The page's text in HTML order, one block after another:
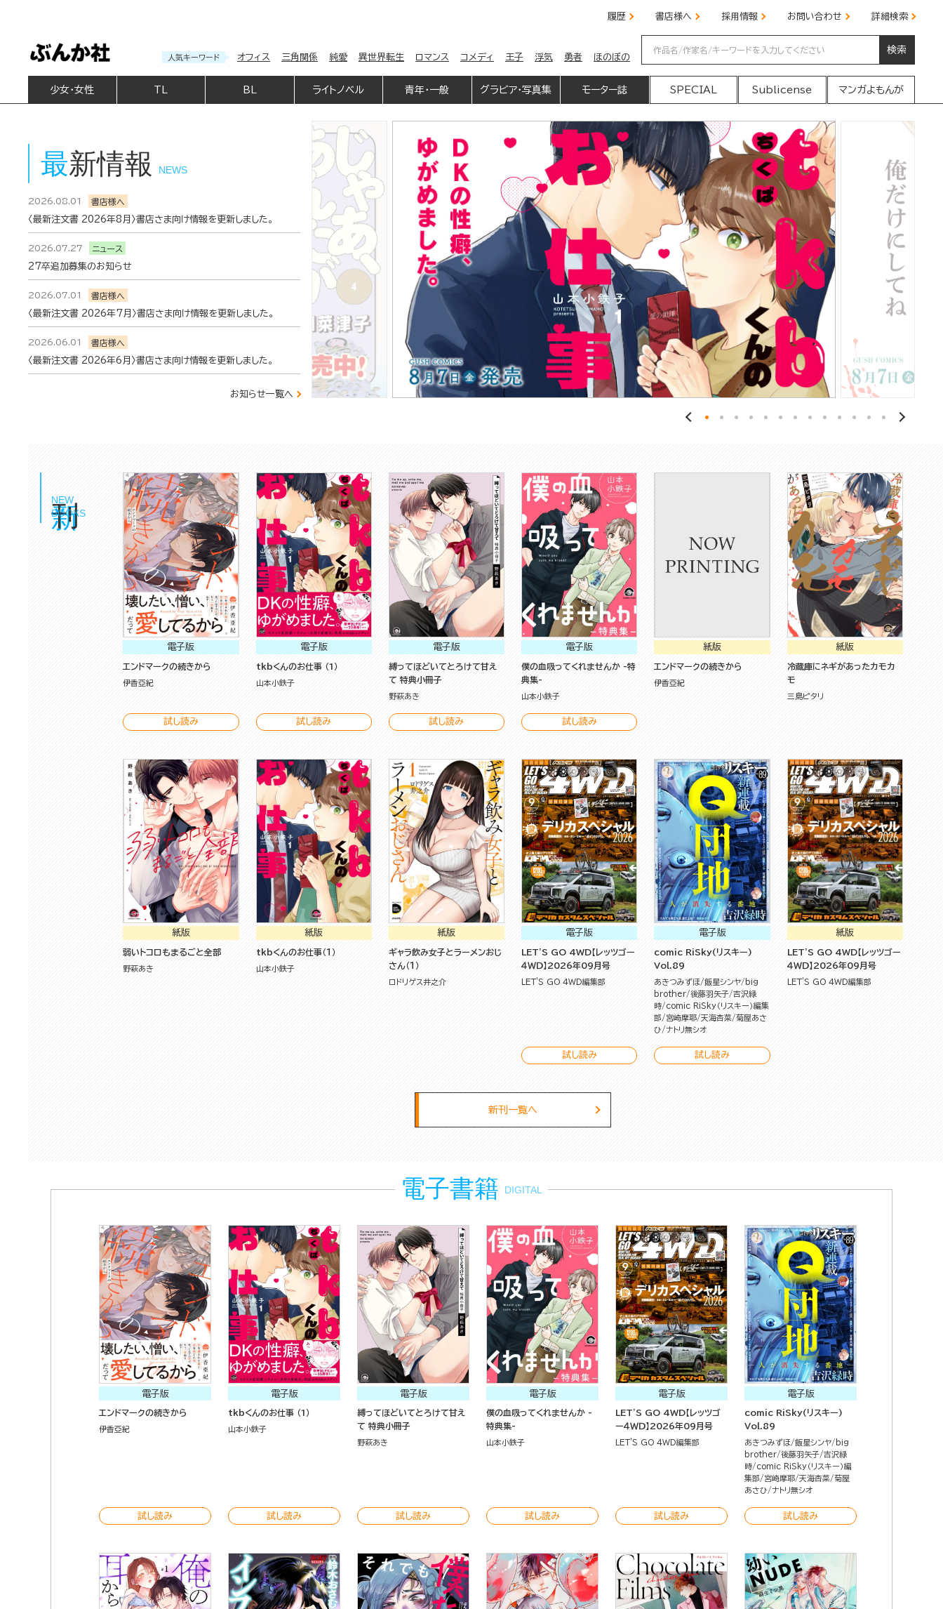
履歴 書店様へ 採用情報 お問い合わせ 詳細検索
人気キーワード オフィス 三角関係 純愛 異世界転生 ロマンス コメディ 王子 浮気 勇者 ほのぼの
検索
少女・女性 BL ライトノベル 青年・一般 グラビア・写真集 モーター誌 SPECIAL Sublicense マンガよもんが
最新情報 NEWS
書店様へ
2026.08.01
〈最新注文書 2026年8月〉書店さま向け情報を更新しました。
ニュース
2026.07.27
27卒追加募集のお知らせ
書店様へ
2026.07.01
〈最新注文書 2026年7月〉書店さま向け情報を更新しました。
書店様へ
2026.06.01
〈最新注文書 2026年6月〉書店さま向け情報を更新しました。
お知らせ一覧へ
NEW
BOOKS
電子版
エンドマークの続きから
伊香亞紀
試し読み
電子版
tkbくんのお仕事 （1）
山本小鉄子
試し読み
電子版
縛ってほどいてとろけて甘え
て 特典小冊子
野萩あき
試し読み
電子版
僕の血吸ってくれませんか -特
典集-
山本小鉄子
試し読み
紙版
エンドマークの続きから
伊香亞紀
紙版
冷蔵庫にネギがあったカモカ
モ
三島ピタリ
紙版
弱いトコロもまるごと全部
野萩あき
紙版
tkbくんのお仕事（１）
山本小鉄子
紙版
ギャラ飲み女子とラーメンおじ
さん（１）
ロドリゲス井之介
電子版
LET'S GO 4WD【レッツゴー
４ＷＤ】2026年09月号
LET'S GO 4WD編集部
試し読み
電子版
comic RiSky(リスキー)
Vol.89
あきつみずほ 飯星シンヤ
big
brother 後藤羽矢子 吉沢緑
時 comic RiSky（リスキー）編集
部
宮崎摩耶 天海杏菜 菊屋あさ
ひ
ナトリ無シオ
試し読み
紙版
LET'S GO 4WD【レッツゴー
４ＷＤ】2026年09月号
LET'S GO 4WD編集部
新刊一覧へ
電子書籍 DIGITAL
電子版
エンドマークの続きから
伊香亞紀
試し読み
電子版
tkbくんのお仕事 （1）
山本小鉄子
試し読み
電子版
縛ってほどいてとろけて甘え
て 特典小冊子
野萩あき
試し読み
電子版
僕の血吸ってくれませんか -
特典集-
山本小鉄子
試し読み
電子版
LET'S GO 4WD【レッツゴ
ー４ＷＤ】2026年09月号
LET'S GO 4WD編集部
試し読み
電子版
comic RiSky(リスキー)
Vol.89
あきつみずほ 飯星シンヤ
big
brother 後藤羽矢子 吉沢緑
時
comic RiSky（リスキー）編
集部
宮崎摩耶 天海杏菜 菊屋
あさひ
ナトリ無シオ
試し読み